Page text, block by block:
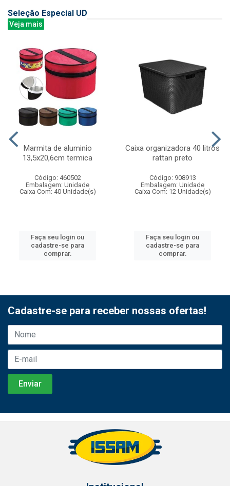
Seleção Especial UD
Veja mais
Marmita de aluminio
13,5x20,6cm termica
Código: 460502
Embalagem: Unidade
Caixa Com: 40 Unidade(s)
Faça seu login ou
cadastre-se para
comprar.
Caixa organizadora 40 litros
rattan preto
Código: 908913
Embalagem: Unidade
Caixa Com: 12 Unidade(s)
Faça seu login ou
cadastre-se para
comprar.
Cadastre-se para receber nossas ofertas!